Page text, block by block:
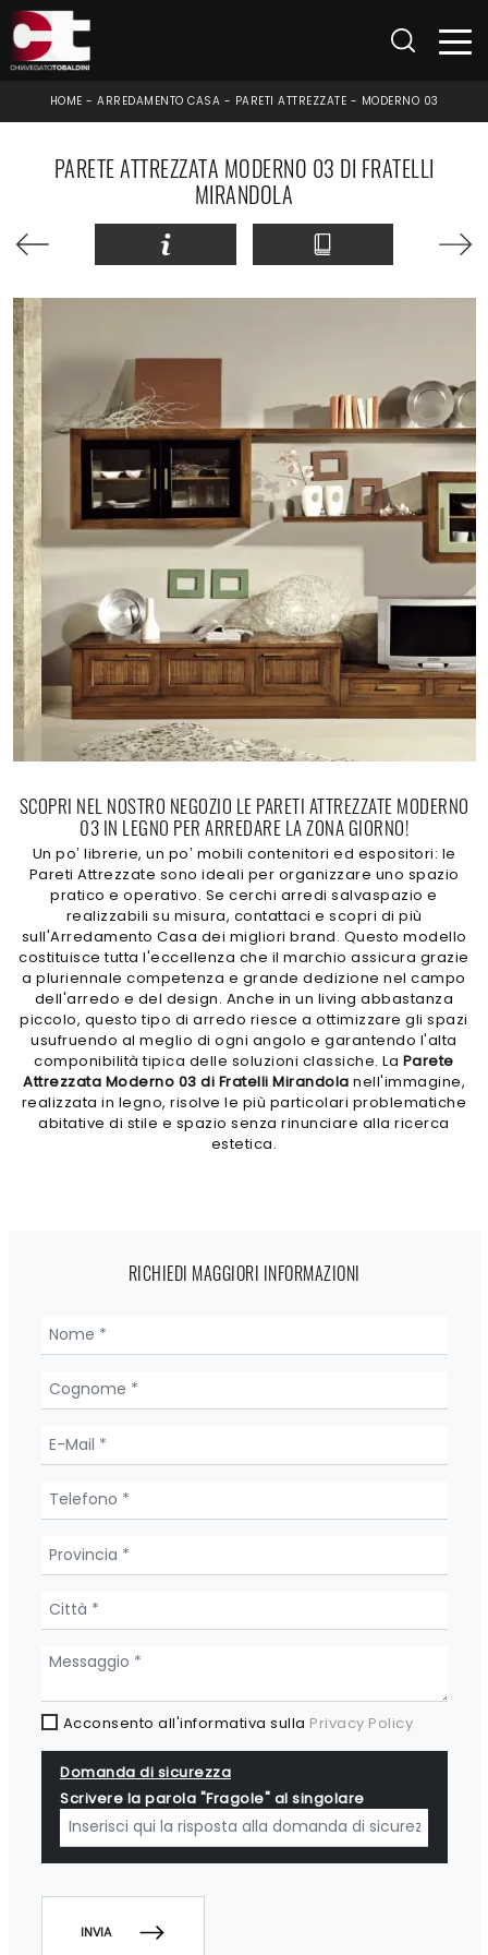
HOME - ARREDAMENTO CASA - PARETI ATTREZZATE - MODERNO 03
PARETE ATTREZZATA MODERNO 03 DI FRATELLI
MIRANDOLA
SCOPRI NEL NOSTRO NEGOZIO LE PARETI ATTREZZATE MODERNO
03 IN LEGNO PER ARREDARE LA ZONA GIORNO!
Un po’ librerie, un po’ mobili contenitori ed espositori: le
Pareti Attrezzate sono ideali per organizzare uno spazio
pratico e operativo. Se cerchi arredi salvaspazio e
realizzabili su misura, contattaci e scopri di più
sull'Arredamento Casa dei migliori brand. Questo modello
costituisce tutta l'eccellenza che il marchio assicura grazie
a pluriennale competenza e grande dedizione nel campo
dell'arredo e del design. Anche in un living abbastanza
piccolo, questo tipo di arredo riesce a ottimizzare gli spazi
usufruendo al meglio di ogni angolo e garantendo l'alta
componibilità tipica delle soluzioni classiche. La Parete
Attrezzata Moderno 03 di Fratelli Mirandola nell'immagine,
realizzata in legno, risolve le più particolari problematiche
abitative di stile e spazio senza rinunciare alla ricerca
estetica.
RICHIEDI MAGGIORI INFORMAZIONI
Acconsento all'informativa sulla Privacy Policy
Domanda di sicurezza
Scrivere la parola "Fragole" al singolare
INVIA